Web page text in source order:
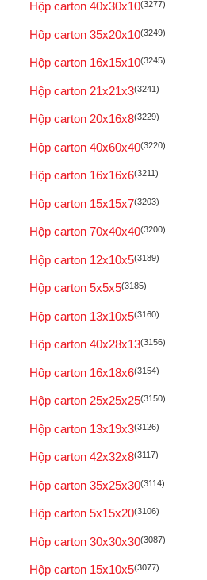
Hộp carton 40x30x10(3277)
Hộp carton 35x20x10(3249)
Hộp carton 16x15x10(3245)
Hộp carton 21x21x3(3241)
Hộp carton 20x16x8(3229)
Hộp carton 40x60x40(3220)
Hộp carton 16x16x6(3211)
Hộp carton 15x15x7(3203)
Hộp carton 70x40x40(3200)
Hộp carton 12x10x5(3189)
Hộp carton 5x5x5(3185)
Hộp carton 13x10x5(3160)
Hộp carton 40x28x13(3156)
Hộp carton 16x18x6(3154)
Hộp carton 25x25x25(3150)
Hộp carton 13x19x3(3126)
Hộp carton 42x32x8(3117)
Hộp carton 35x25x30(3114)
Hộp carton 5x15x20(3106)
Hộp carton 30x30x30(3087)
Hộp carton 15x10x5(3077)